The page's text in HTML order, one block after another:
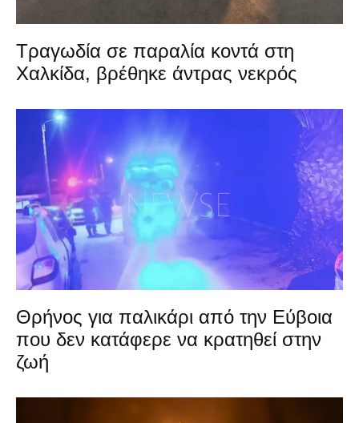
Τραγωδία σε παραλία κοντά στη
Χαλκίδα, βρέθηκε άντρας νεκρός
Θρήνος για παλικάρι από την Εύβοια
που δεν κατάφερε να κρατηθεί στην
ζωή